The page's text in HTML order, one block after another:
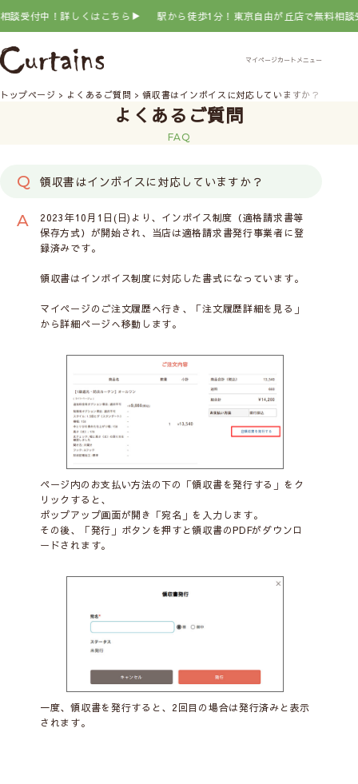
受付中！詳しくはこちら▶ 駅から徒歩1分！東京自由が丘店で無料相談
トップページ よくあるご質問 領収書はインボイスに対応していますか？
よくあるご質問
FAQ
領収書はインボイスに対応していますか？
2023年10月1日(日)より、インボイス制度（適格請求書等
保存方式）が開始され、当店は適格請求書発行事業者に登
録済みです。
領収書はインボイス制度に対応した書式になっています。
マイページのご注文履歴へ行き、「注文履歴詳細を見る」
から詳細ページへ移動します。
ページ内のお支払い方法の下の「領収書を発行する」をク
リックすると、
ポップアップ画面が開き「宛名」を入力します。
その後、「発行」ボタンを押すと領収書のPDFがダウンロ
ードされます。
一度、領収書を発行すると、2回目の場合は発行済みと表示
されます。